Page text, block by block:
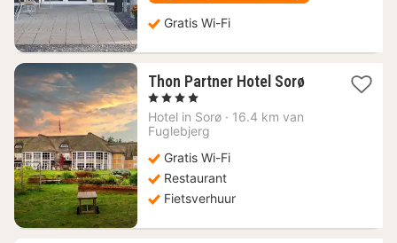
Gratis Wi-Fi
Thon Partner Hotel Sorø1
, 4 Sterren
Hotel in Sorø · 16.4 km van
Fuglebjerg
Gratis Wi-Fi
Restaurant
Fietsverhuur